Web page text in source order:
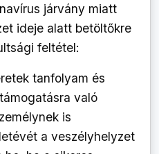
járvány miatt
ideje alatt betöltőkre
feltétel:
tanfolyam és
való
is
a veszélyhelyzet